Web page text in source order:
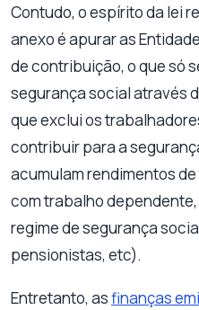
Contudo, o espírito da lei
anexo é apurar as
de contribuição, o que só
segurança social através
que exclui os
contribuir para a
acumulam rendimentos
com trabalho
regime de segurança
pensionistas, etc).
Entretanto, asfinanças